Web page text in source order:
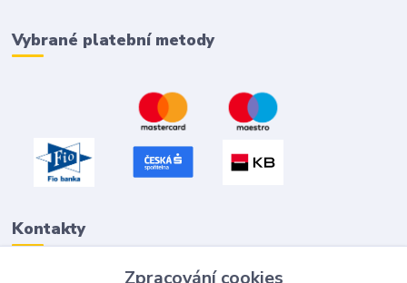
Vybrané platební metody
Kontakty
Zpracování cookies